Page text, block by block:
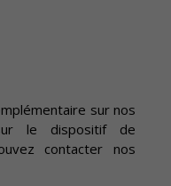
sur nos
le dispositif de
contacter nos